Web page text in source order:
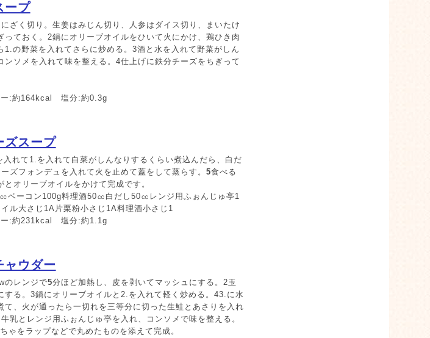
ープ
ざく切り。生姜はみじん切り、人参はダイス切り、まいたけ
っておく。2鍋にオリーブオイルをひいて火にかけ、鶏ひき肉
1.の野菜を入れてさらに炒める。3酒と水を入れて野菜がしん
ンソメを入れて味を整える。4仕上げに鉄分チーズをちぎって
:約164kcal 塩分:約0.3g
ズスープ
れて1.を入れて白菜がしんなりするくらい煮込んだら、白だ
ズフォンデュを入れて火を止めて蓋をして蒸らす。 5食べる
オリーブオイルをかけて完成です。
ベーコン100g料理酒50㏄白だし50㏄レンジ用ふぉんじゅ亭1
ル大さじ1A片栗粉小さじ1A料理酒小さじ1
:約231kcal 塩分:約1.1g
ャウダー
のレンジで5分ほど加熱し、皮を剥いてマッシュにする。2玉
する。3鍋にオリーブオイルと2.を入れて軽く炒める。43.に水
て、火が通ったら一切れを三等分に切った生鮭とあさりを入れ
乳とレンジ用ふぉんじゅ亭を入れ、コンソメで味を整える。
ゃをラップなどで丸めたものを添えて完成。